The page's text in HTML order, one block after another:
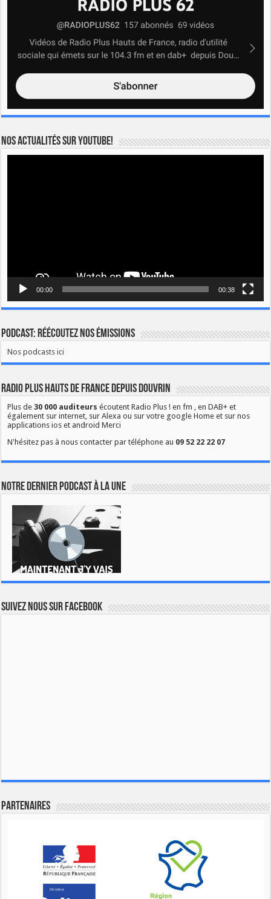
Nos actualités sur YOUTUBE!
00:00 00:38
Podcast: Réécoutez nos émissions
Nos podcasts ici
Radio Plus Hauts de France depuis Douvrin
Plus de30 000 auditeurs écoutent Radio Plus ! en fm , en DAB+ et
également sur internet, sur Alexa ou sur votre google Home et sur nos
applications ios et android Merci
N'hésitez pas à nous contacter par téléphone au 09 52 22 22 07
Notre dernier podcast à la une
Suivez nous sur Facebook
Partenaires